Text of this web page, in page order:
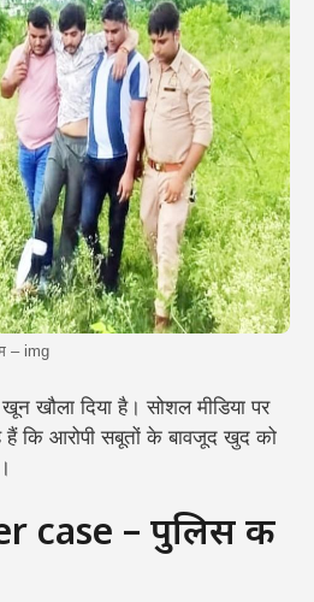
– img
खौला दिया है। सोशल मीडिया पर
हैं कि आरोपी सबूतों के बावजूद खुद को
case – पुलिस की